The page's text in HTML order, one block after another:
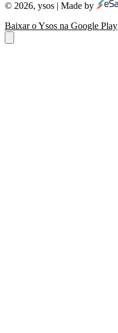
© 2026, ysos | Made by
Baixar o Ysos na Google Play